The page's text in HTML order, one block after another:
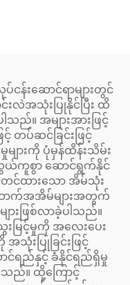
ပ်ငန်းဆောင်ရာများတွင်
းလဲအသုံးပြုနိုင်ပြီး ထိ
ည်။ အများအားဖြင့်
တပ်ဆင်ခြင်းဖြင့်
များကို ပုံမှန်ထိန်းသိမ်း
လွယ်ကူစွာ ဆောင်ရွက်နိုင်
င်ထားသော အိမ်သုံး
ာက်အအိမ်များအတွက်
းဖြစ်လာခဲ့ပါသည်။
မြင့်မှုကို အလေးပေး
းပြုခြင်းဖြင့်
ာင်ရည်နှင့် ခံနိုင်ရည်ရှိမှု
သည်။ ထို့ကြောင့်